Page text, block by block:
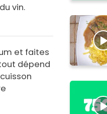
vin.
et faites
dépend